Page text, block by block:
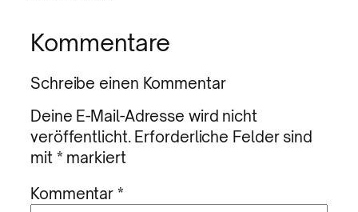
Kommentare
Schreibe einen Kommentar
Deine E-Mail-Adresse wird nicht
veröffentlicht. Erforderliche Felder sind
mit * markiert
Kommentar*